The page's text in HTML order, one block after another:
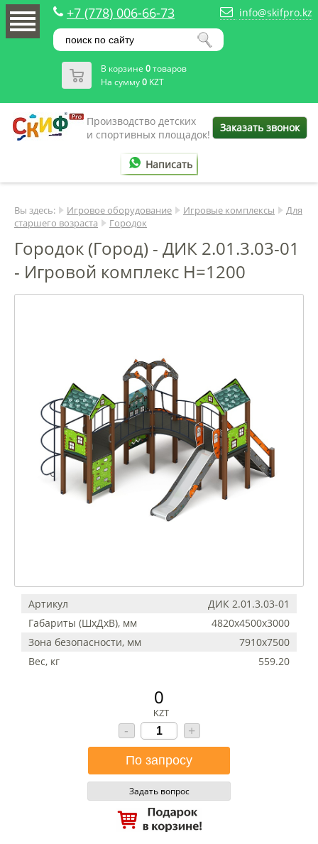
+7 (778) 006-66-73 info@skifpro.kz
В корзине 0товаров
На сумму0 KZT
Производство детских
и спортивных площадок!
Заказать звонок
Написать
Вы здесь: Игровое оборудование Игровые комплексы
Для
старшего возраста
Городок
Городок (Город) - ДИК 2.01.3.03-01
- Игровой комплекс H=1200
Артикул
ДИК 2.01.3.03-01
Габариты (ШхДхВ), мм
4820x4500x3000
Зона безопасности, мм
7910х7500
Вес, кг
559.20
0
KZT
- +
Задать вопрос